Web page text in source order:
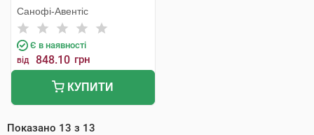
Санофі-Авентіс
Є в наявності
від 848.10 грн
КУПИТИ
Показано 13 з 13